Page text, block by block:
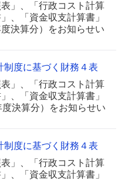
」、「行政コスト計算
、「資金収支計算書」
決算分）をお知らせい
制度に基づく財務４表
」、「行政コスト計算
、「資金収支計算書」
決算分）をお知らせい
制度に基づく財務４表
」、「行政コスト計算
、「資金収支計算書」